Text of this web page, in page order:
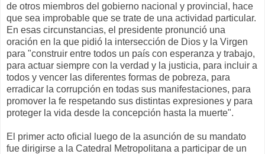
de otros miembros del gobierno nacional y provincial, hace
que sea improbable que se trate de una actividad particular.
En esas circunstancias, el presidente pronunció una
oración en la que pidió la intersección de Dios y la Virgen
para "construir entre todos un país con esperanza y trabajo,
para actuar siempre con la verdad y la justicia, para incluir a
todos y vencer las diferentes formas de pobreza, para
erradicar la corrupción en todas sus manifestaciones, para
promover la fe respetando sus distintas expresiones y para
proteger la vida desde la concepción hasta la muerte".
El primer acto oficial luego de la asunción de su mandato
fue dirigirse a la Catedral Metropolitana a participar de un